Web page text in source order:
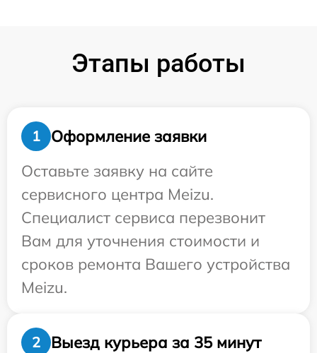
Этапы работы
1
Оформление заявки
Оставьте заявку на сайте
сервисного центра Meizu.
Специалист сервиса перезвонит
Вам для уточнения стоимости и
сроков ремонта Вашего устройства
Meizu.
2
Выезд курьера за 35 минут